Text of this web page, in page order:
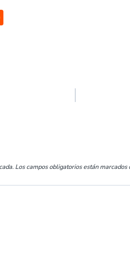
Los campos obligatorios están marcados